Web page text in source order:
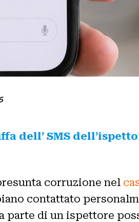
dell’ SMS
corruzione nel
contattato
parte di un ispettore